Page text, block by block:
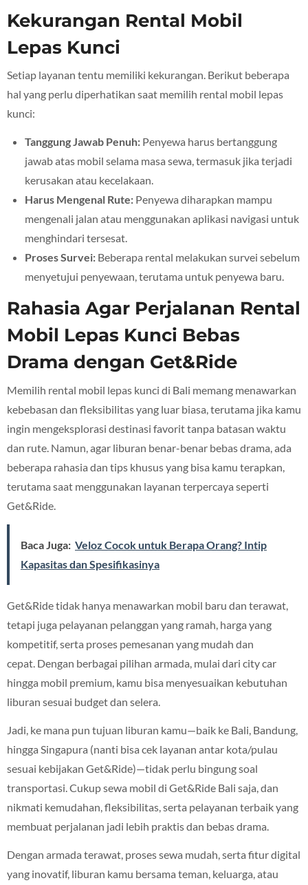
Kekurangan Rental Mobil
Lepas Kunci
Setiap layanan tentu memiliki kekurangan. Berikut beberapa
hal yang perlu diperhatikan saat memilih rental mobil lepas
kunci:
Tanggung Jawab Penuh: Penyewa harus bertanggung
jawab atas mobil selama masa sewa, termasuk jika terjadi
kerusakan atau kecelakaan.
Harus Mengenal Rute: Penyewa diharapkan mampu
mengenali jalan atau menggunakan aplikasi navigasi untuk
menghindari tersesat.
Proses Survei: Beberapa rental melakukan survei sebelum
menyetujui penyewaan, terutama untuk penyewa baru.
Rahasia Agar Perjalanan Rental
Mobil Lepas Kunci Bebas
Drama dengan Get&Ride
Memilih rental mobil lepas kunci di Bali memang menawarkan
kebebasan dan fleksibilitas yang luar biasa, terutama jika kamu
ingin mengeksplorasi destinasi favorit tanpa batasan waktu
dan rute. Namun, agar liburan benar-benar bebas drama, ada
beberapa rahasia dan tips khusus yang bisa kamu terapkan,
terutama saat menggunakan layanan terpercaya seperti
Get&Ride.
Baca Juga: Veloz Cocok untuk Berapa Orang? Intip
Kapasitas dan Spesifikasinya
Get&Ride tidak hanya menawarkan mobil baru dan terawat,
tetapi juga pelayanan pelanggan yang ramah, harga yang
kompetitif, serta proses pemesanan yang mudah dan
cepat. Dengan berbagai pilihan armada, mulai dari city car
hingga mobil premium, kamu bisa menyesuaikan kebutuhan
liburan sesuai budget dan selera.
Jadi, ke mana pun tujuan liburan kamu—baik ke Bali, Bandung,
hingga Singapura (nanti bisa cek layanan antar kota/pulau
sesuai kebijakan Get&Ride)—tidak perlu bingung soal
transportasi. Cukup sewa mobil di Get&Ride Bali saja, dan
nikmati kemudahan, fleksibilitas, serta pelayanan terbaik yang
membuat perjalanan jadi lebih praktis dan bebas drama.
Dengan armada terawat, proses sewa mudah, serta fitur digital
yang inovatif, liburan kamu bersama teman, keluarga, atau